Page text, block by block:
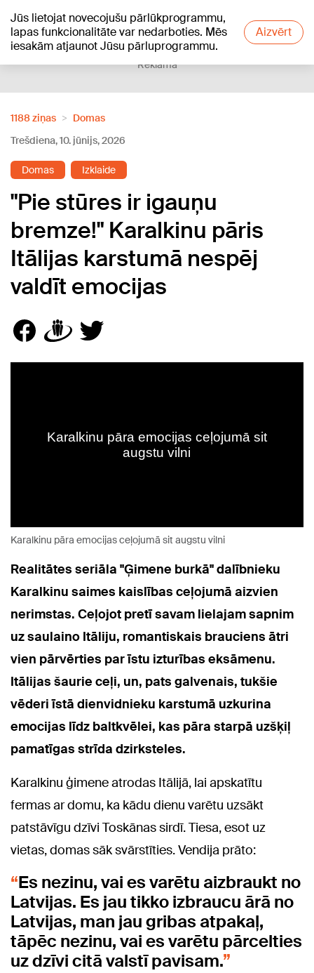
Jūs lietojat novecojušu pārlūkprogrammu,
lapas funkcionalitāte var nedarboties. Mēs
iesakām atjaunot Jūsu pārluprogrammu.
Aizvērt
+15°C
Reklāma
1188 ziņas
Domas
Trešdiena, 10. jūnijs, 2026
Domas Izklaide
"Pie stūres ir igauņu
bremze!" Karalkinu pāris
Itālijas karstumā nespēj
valdīt emocijas
Karalkinu pāra emocijas ceļojumā sit augstu vilni
Realitātes seriāla "Ģimene burkā" dalībnieku
Karalkinu saimes kaislības ceļojumā aizvien
nerimstas. Ceļojot pretī savam lielajam sapnim
uz saulaino Itāliju, romantiskais brauciens ātri
vien pārvērties par īstu izturības eksāmenu.
Itālijas šaurie ceļi, un, pats galvenais, tukšie
vēderi īstā dienvidnieku karstumā uzkurina
emocijas līdz baltkvēlei, kas pāra starpā uzšķiļ
pamatīgas strīda dzirksteles.
Karalkinu ģimene atrodas Itālijā, lai apskatītu
fermas ar domu, ka kādu dienu varētu uzsākt
patstāvīgu dzīvi Toskānas sirdī. Tiesa, esot uz
vietas, domas sāk svārstīties. Vendija prāto:
Es nezinu, vai es varētu aizbraukt no
Latvijas. Es jau tikko izbraucu ārā no
Latvijas, man jau gribas atpakaļ,
tāpēc nezinu, vai es varētu pārcelties
uz dzīvi citā valstī pavisam.